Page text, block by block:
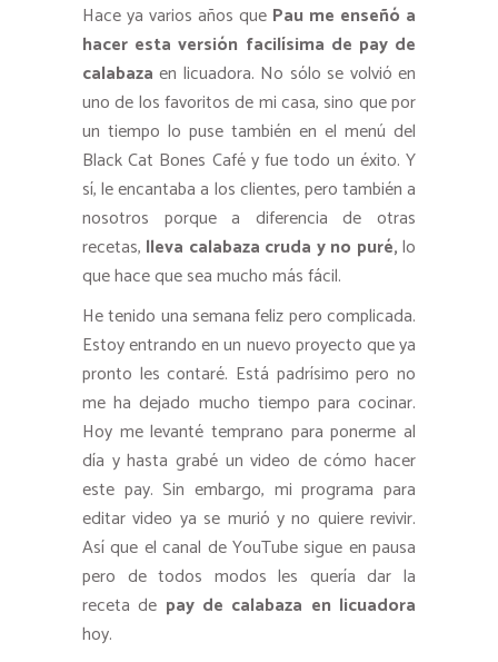
Hace ya varios años que Pau me enseñó a
hacer esta versión facilísima de pay de
calabaza en licuadora. No sólo se volvió en
uno de los favoritos de mi casa, sino que por
un tiempo lo puse también en el menú del
Black Cat Bones Café y fue todo un éxito. Y
sí, le encantaba a los clientes, pero también a
nosotros porque a diferencia de otras
recetas, lleva calabaza cruda y no puré,lo
que hace que sea mucho más fácil.
He tenido una semana feliz pero complicada.
Estoy entrando en un nuevo proyecto que ya
pronto les contaré. Está padrísimo pero no
me ha dejado mucho tiempo para cocinar.
Hoy me levanté temprano para ponerme al
día y hasta grabé un video de cómo hacer
este pay. Sin embargo, mi programa para
editar video ya se murió y no quiere revivir.
Así que el canal de YouTube sigue en pausa
pero de todos modos les quería dar la
receta de pay de calabaza en licuadora
hoy.